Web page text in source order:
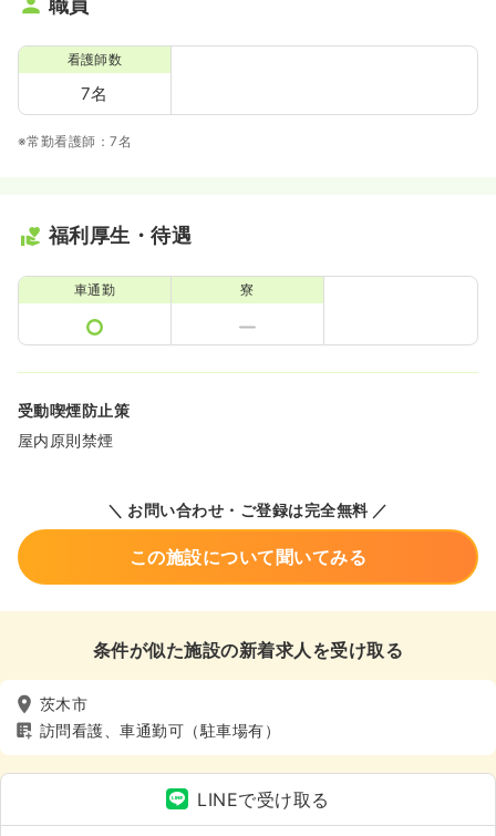
職員
看護師数
7名
※常勤看護師：7名
福利厚生・待遇
車通勤 寮
受動喫煙防止策
屋内原則禁煙
＼ お問い合わせ・ご登録は完全無料 ／
この施設について聞いてみる
条件が似た施設の新着求人を受け取る
茨木市
訪問看護、車通勤可（駐車場有）
LINEで受け取る